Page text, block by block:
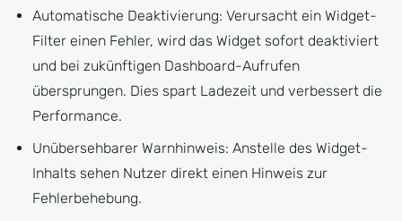
Automatische Deaktivierung: Verursacht ein Widget-
Filter einen Fehler, wird das Widget sofort deaktiviert
und bei zukünftigen Dashboard-Aufrufen
übersprungen. Dies spart Ladezeit und verbessert die
Performance.
Unübersehbarer Warnhinweis: Anstelle des Widget-
Inhalts sehen Nutzer direkt einen Hinweis zur
Fehlerbehebung.